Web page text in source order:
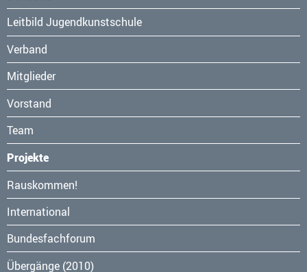
überspringen
Leitbild Jugendkunstschule
Verband
Mitglieder
Vorstand
Team
Projekte
Navigation
überspringen
Rauskommen!
International
Bundesfachforum
Übergänge (2010)